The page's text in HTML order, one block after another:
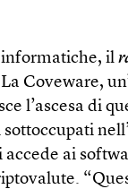
informatiche, il
Coveware,
l’ascesa di
ai